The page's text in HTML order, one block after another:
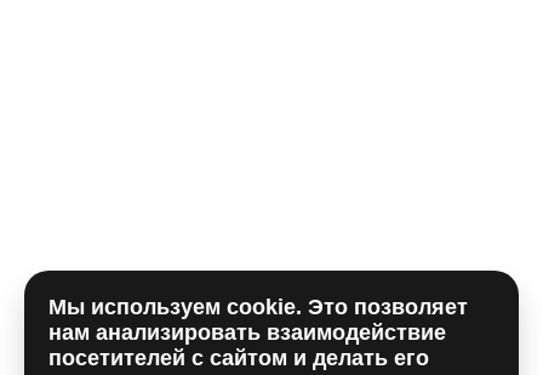
Отправляя форму, вы принимаете политику
использования сookieи даете согласие наобработку
персональных данный
Мы используем cookie. Это позволяет
нам анализировать взаимодействие
посетителей с сайтом и делать его